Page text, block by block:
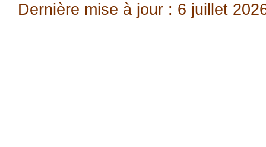
Dernière mise à jour : 6 juillet